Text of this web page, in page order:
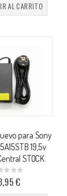
AL CARRITO
para Sony
19,5v
STOCK
Rating:
€